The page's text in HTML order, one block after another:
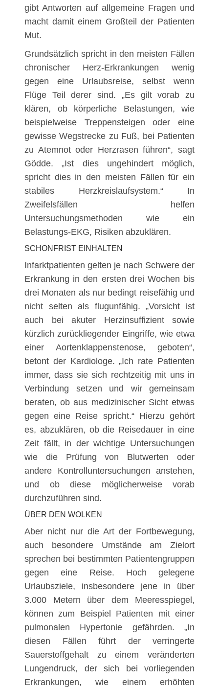
gibt Antworten auf allgemeine Fragen und
macht damit einem Großteil der Patienten
Mut.
Grundsätzlich spricht in den meisten Fällen
chronischer Herz-Erkrankungen wenig
gegen eine Urlaubsreise, selbst wenn
Flüge Teil derer sind. „Es gilt vorab zu
klären, ob körperliche Belastungen, wie
beispielweise Treppensteigen oder eine
gewisse Wegstrecke zu Fuß, bei Patienten
zu Atemnot oder Herzrasen führen“, sagt
Gödde. „Ist dies ungehindert möglich,
spricht dies in den meisten Fällen für ein
stabiles Herzkreislaufsystem.“ In
Zweifelsfällen helfen
Untersuchungsmethoden wie ein
Belastungs-EKG, Risiken abzuklären.
SCHONFRIST EINHALTEN
Infarktpatienten gelten je nach Schwere der
Erkrankung in den ersten drei Wochen bis
drei Monaten als nur bedingt reisefähig und
nicht selten als flugunfähig. „Vorsicht ist
auch bei akuter Herzinsuffizient sowie
kürzlich zurückliegender Eingriffe, wie etwa
einer Aortenklappenstenose, geboten“,
betont der Kardiologe. „Ich rate Patienten
immer, dass sie sich rechtzeitig mit uns in
Verbindung setzen und wir gemeinsam
beraten, ob aus medizinischer Sicht etwas
gegen eine Reise spricht.“ Hierzu gehört
es, abzuklären, ob die Reisedauer in eine
Zeit fällt, in der wichtige Untersuchungen
wie die Prüfung von Blutwerten oder
andere Kontrolluntersuchungen anstehen,
und ob diese möglicherweise vorab
durchzuführen sind.
ÜBER DEN WOLKEN
Aber nicht nur die Art der Fortbewegung,
auch besondere Umstände am Zielort
sprechen bei bestimmten Patientengruppen
gegen eine Reise. Hoch gelegene
Urlaubsziele, insbesondere jene in über
3.000 Metern über dem Meeresspiegel,
können zum Beispiel Patienten mit einer
pulmonalen Hypertonie gefährden. „In
diesen Fällen führt der verringerte
Sauerstoffgehalt zu einem veränderten
Lungendruck, der sich bei vorliegenden
Erkrankungen, wie einem erhöhten